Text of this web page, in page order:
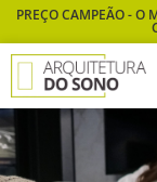
PREÇO CAMPEÃO - O